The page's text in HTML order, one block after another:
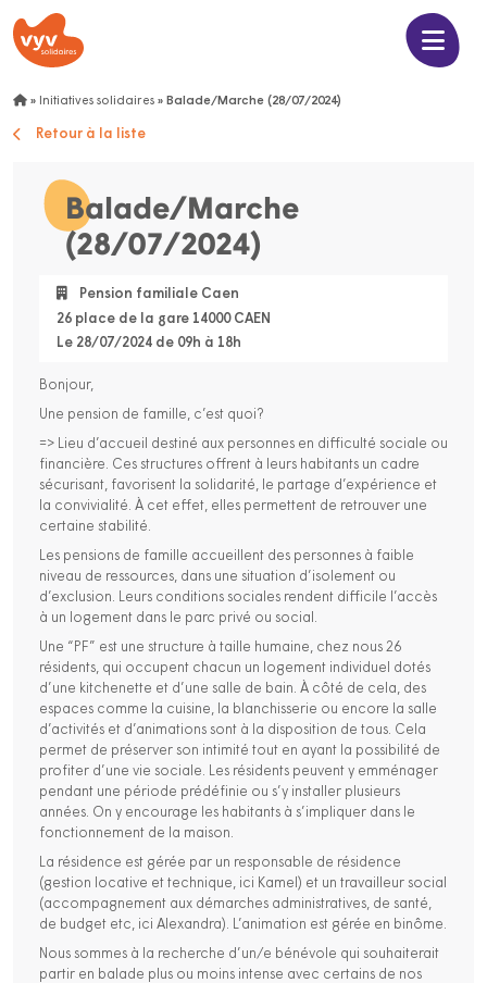
» Initiatives solidaires » Balade/Marche (28/07/2024)
Retour à la liste
Balade/Marche
(28/07/2024)
Pension familiale Caen
26 place de la gare 14000 CAEN
Le 28/07/2024 de 09h à 18h
Bonjour,
Une pension de famille, c’est quoi?
=> Lieu d’accueil destiné aux personnes en difficulté sociale ou
financière. Ces structures offrent à leurs habitants un cadre
sécurisant, favorisent la solidarité, le partage d’expérience et
la convivialité. À cet effet, elles permettent de retrouver une
certaine stabilité.
Les pensions de famille accueillent des personnes à faible
niveau de ressources, dans une situation d’isolement ou
d’exclusion. Leurs conditions sociales rendent difficile l’accès
à un logement dans le parc privé ou social.
Une “PF” est une structure à taille humaine, chez nous 26
résidents, qui occupent chacun un logement individuel dotés
d’une kitchenette et d’une salle de bain. À côté de cela, des
espaces comme la cuisine, la blanchisserie ou encore la salle
d’activités et d’animations sont à la disposition de tous. Cela
permet de préserver son intimité tout en ayant la possibilité de
profiter d’une vie sociale. Les résidents peuvent y emménager
pendant une période prédéfinie ou s’y installer plusieurs
années. On y encourage les habitants à s’impliquer dans le
fonctionnement de la maison.
La résidence est gérée par un responsable de résidence
(gestion locative et technique, ici Kamel) et un travailleur social
(accompagnement aux démarches administratives, de santé,
de budget etc, ici Alexandra). L’animation est gérée en binôme.
Nous sommes à la recherche d’un/e bénévole qui souhaiterait
partir en balade plus ou moins intense avec certains de nos